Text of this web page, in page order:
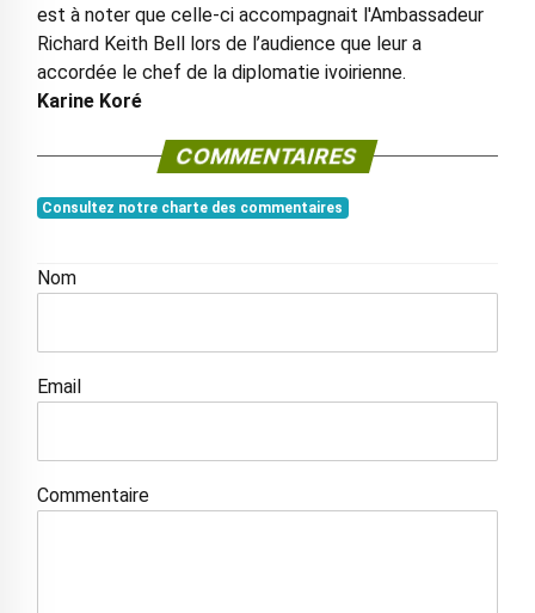
est à noter que celle-ci accompagnait l'Ambassadeur
Richard Keith Bell lors de l’audience que leur a
accordée le chef de la diplomatie ivoirienne.
Karine Koré
COMMENTAIRES
Consultez notre charte des commentaires
Nom
Email
Commentaire